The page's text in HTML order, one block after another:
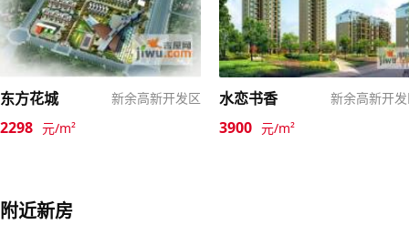
东方花城 新余高新开发区
2298 元/m²
水恋书香 新余高新开
3900 元/m²
附近新房